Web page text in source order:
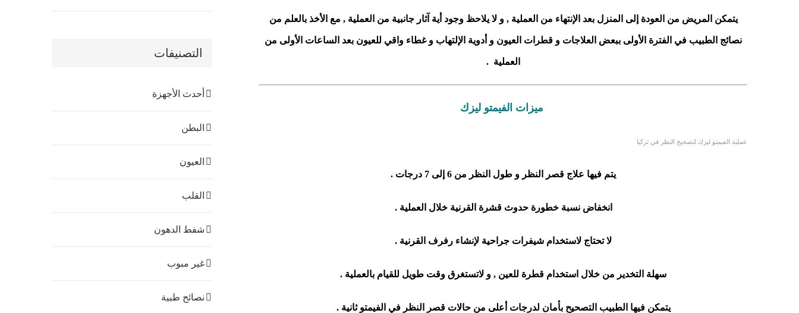
يتمكن المريض من العودة إلى المنزل بعد الإنتهاء من العملية , و لا يلاحظ وجود أية آثار جانبية من العملية , مع الأخذ بالعلم من
نصائج الطبيب في الفترة الأولى ببعض العلاجات و قطرات العيون و أدوية الإلتهاب و غطاء واقي للعيون بعد الساعات الأولى من
العملية .
ميزات الفيمتو ليزك
عملية الفيمتو ليزك لتصحيح النظر في تركيا
يتم فيها علاج قصر النظر و طول النظر من 6 إلى 7 درجات .
انخفاض نسبة خطورة حدوث قشرة القرنية خلال العملية .
لا تحتاج لاستخدام شيفرات جراحية لإنشاء رفرف القرنية .
سهلة التخدير من خلال استخدام قطرة للعين , و لاتستغرق وقت طويل للقيام بالعملية .
يتمكن فيها الطبيب التصحيح بأمان لدرجات أعلى من حالات قصر النظر في الفيمتو ثانية .
التصنيفات
أحدث الأجهزة
البطن
العيون
القلب
شفط الدهون
غير مبوب
نصائح طبية